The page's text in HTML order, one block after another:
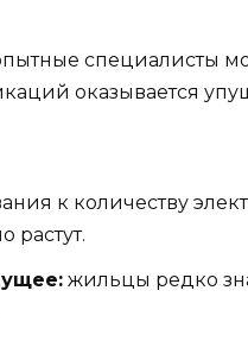
специалисты
оказывается
к количеству
растут.
жильцы редко